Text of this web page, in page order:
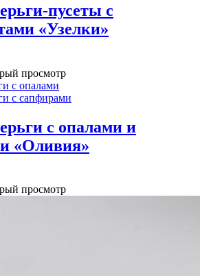
пусеты с
«Узелки»
просмотр
с опалами и
«Оливия»
просмотр